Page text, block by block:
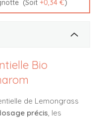
(Soit +0,34 €)
Bio
de Lemongrass
précis, les